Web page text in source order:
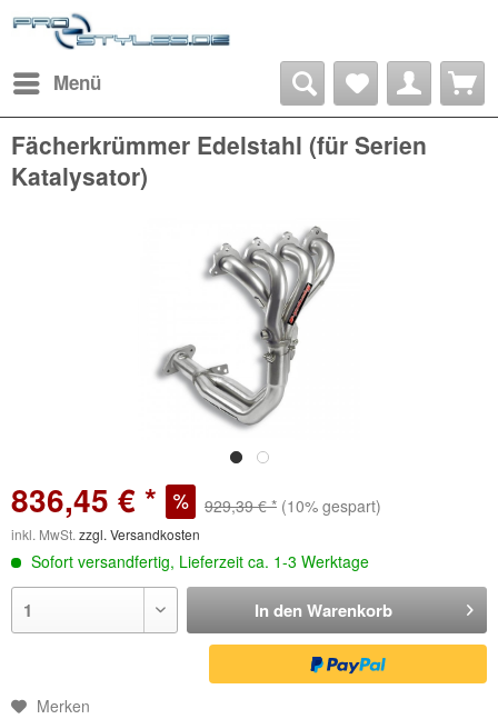
Menü
Fächerkrümmer Edelstahl (für Serien
Katalysator)
836,45 € * 929,39 € * (10% gespart)
inkl. MwSt. zzgl. Versandkosten
Sofort versandfertig, Lieferzeit ca. 1-3 Werktage
In den Warenkorb
Merken